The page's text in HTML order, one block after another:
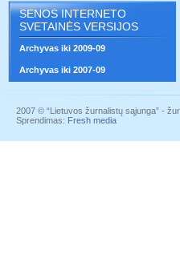
SENOS INTERNETO
SVETAINĖS VERSIJOS
Archyvas iki 2009-09
Archyvas iki 2007-09
2007 © “Lietuvos žurnalistų sąjunga” -
Sprendimas: Fresh media